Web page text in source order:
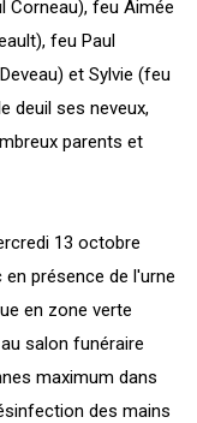
Corneau), feu Aimée
feu Paul
et Sylvie (feu
deuil ses neveux,
parents et
13 octobre
présence de l'urne
en zone verte
salon funéraire
maximum dans
des mains